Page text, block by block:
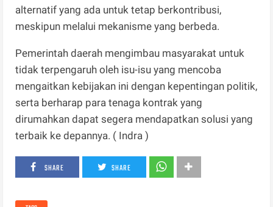
alternatif yang ada untuk tetap berkontribusi,
meskipun melalui mekanisme yang berbeda.
Pemerintah daerah mengimbau masyarakat untuk
tidak terpengaruh oleh isu-isu yang mencoba
mengaitkan kebijakan ini dengan kepentingan politik,
serta berharap para tenaga kontrak yang
dirumahkan dapat segera mendapatkan solusi yang
terbaik ke depannya. ( Indra )
SHARE SHARE